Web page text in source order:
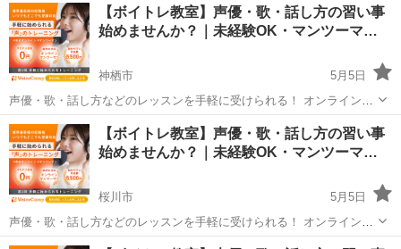
度受けてみたい」 「話し方に自信がなくて改善したい」 「歌が上手く
なって気...
【ボイトレ教室】声優・歌・話し方の習い事
始めませんか？｜未経験OK・マンツーマ…
神栖市
5月5日
声優・歌・話し方などのレッスンを手軽に受けられる！ オンラインボ
イトレ教室「Voice Camp（ボイスキャンプ）」 「声優のレッスンを一
度受けてみたい」 「話し方に自信がなくて改善したい」 「歌が上手く
なって気...
茨城 神栖市 その他
【ボイトレ教室】声優・歌・話し方の習い事
始めませんか？｜未経験OK・マンツーマ…
桜川市
5月5日
声優・歌・話し方などのレッスンを手軽に受けられる！ オンラインボ
イトレ教室「Voice Camp（ボイスキャンプ）」 「声優のレッスンを一
茨城 桜川市 その他 声優